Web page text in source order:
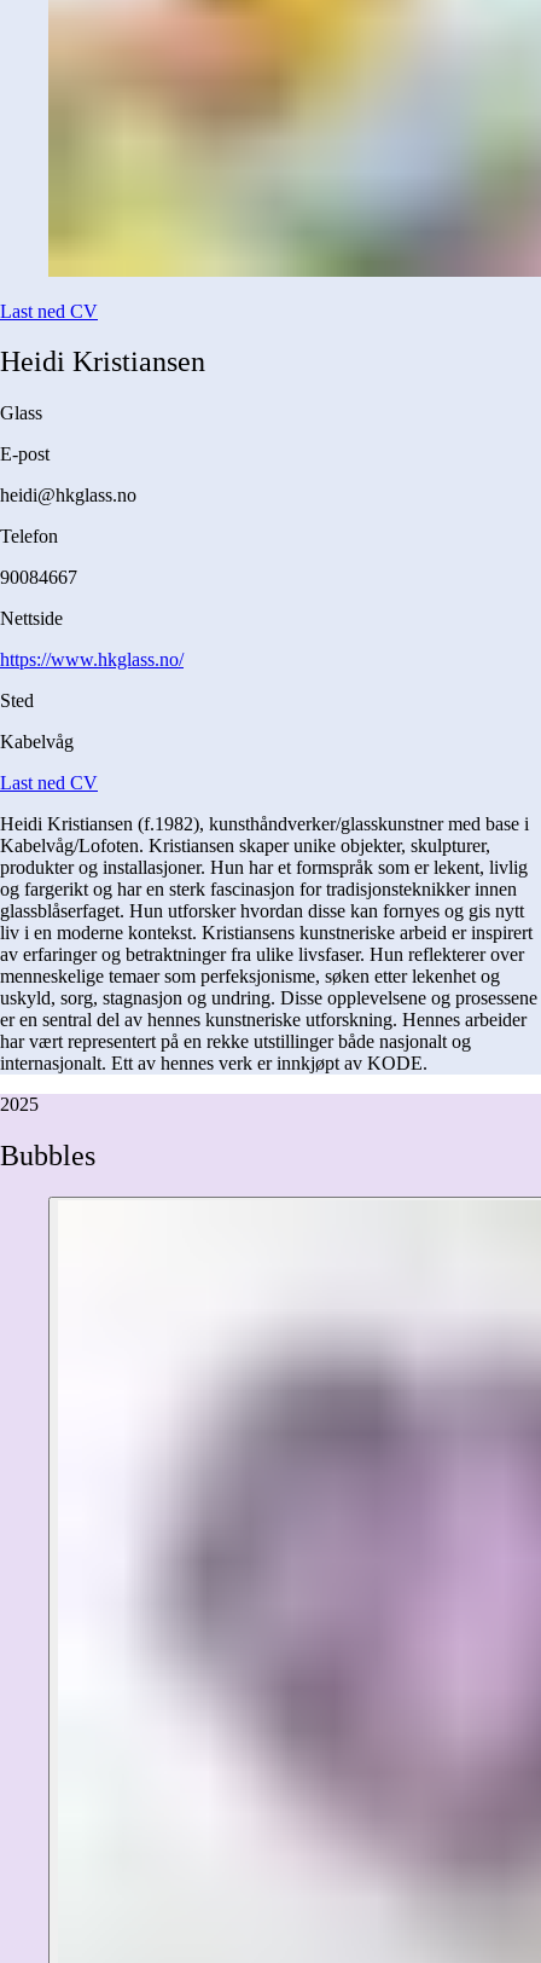
Last ned CV
Heidi Kristiansen
Glass
E-post
heidi@hkglass.no
Telefon
90084667
Nettside
https://www.hkglass.no/
Sted
Kabelvåg
Last ned CV
Heidi Kristiansen (f.1982), kunsthåndverker/glasskunstner med base i
Kabelvåg/Lofoten. Kristiansen skaper unike objekter, skulpturer,
produkter og installasjoner. Hun har et formspråk som er lekent, livlig
og fargerikt og har en sterk fascinasjon for tradisjonsteknikker innen
glassblåserfaget. Hun utforsker hvordan disse kan fornyes og gis nytt
liv i en moderne kontekst. Kristiansens kunstneriske arbeid er inspirert
av erfaringer og betraktninger fra ulike livsfaser. Hun reflekterer over
menneskelige temaer som perfeksjonisme, søken etter lekenhet og
uskyld, sorg, stagnasjon og undring. Disse opplevelsene og prosessene
er en sentral del av hennes kunstneriske utforskning. Hennes arbeider
har vært representert på en rekke utstillinger både nasjonalt og
internasjonalt. Ett av hennes verk er innkjøpt av KODE.
2025
Bubbles